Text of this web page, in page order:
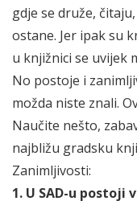
gdje se druže,
ostane. Jer ipak su
u knjižnici se uvijek
No postoje i
možda niste znali.
Naučite nešto,
najbližu gradsku
Zanimljivosti:
1. U SAD-u postoji